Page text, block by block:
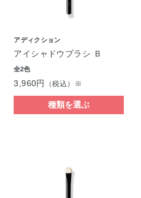
アディクション
アイシャドウブラシ Ｂ
全2色
3,960円 （税込）※
種類を選ぶ